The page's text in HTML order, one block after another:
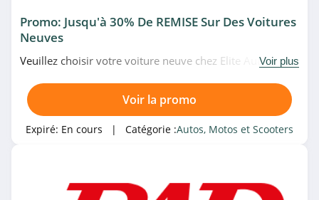
Promo: Jusqu'à 30% De REMISE Sur Des Voitures
Neuves
Veuillez choisir votre voiture neuve chez Elite Auto et
Allez-y!
Voir plus
Voir la promo
Expiré: En cours | Catégorie :Autos, Motos et Scooters